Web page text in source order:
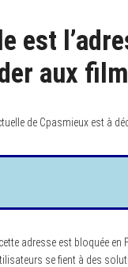
est
aux
de Cpasmieux est à
adresse est bloquée
se fient à des